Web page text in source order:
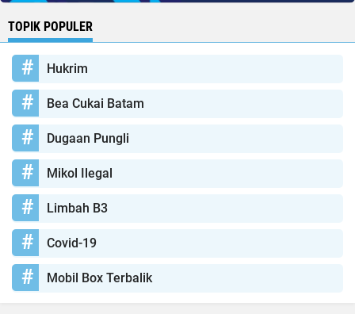
TOPIK POPULER
Hukrim
Bea Cukai Batam
Dugaan Pungli
Mikol Ilegal
Limbah B3
Covid-19
Mobil Box Terbalik